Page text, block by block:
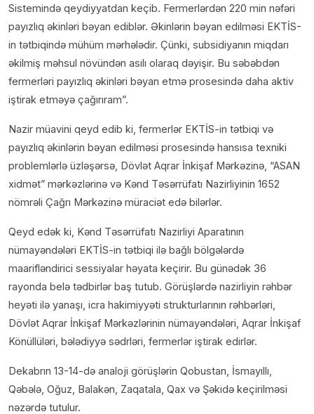
Sistemində qeydiyyatdan keçib. Fermerlərdən 220 min nəfəri
payızlıq əkinləri bəyan ediblər. Əkinlərin bəyan edilməsi EKTİS-
in tətbiqində mühüm mərhələdir. Çünki, subsidiyanın miqdarı
əkilmiş məhsul növündən asılı olaraq dəyişir. Bu səbəbdən
fermerləri payızlıq əkinləri bəyan etmə prosesində daha aktiv
iştirak etməyə çağırıram”.
Nazir müavini qeyd edib ki, fermerlər EKTİS-in tətbiqi və
payızlıq əkinlərin bəyan edilməsi prosesində hansısa texniki
problemlərlə üzləşərsə, Dövlət Aqrar İnkişaf Mərkəzinə, “ASAN
xidmət” mərkəzlərinə və Kənd Təsərrüfatı Nazirliyinin 1652
nömrəli Çağrı Mərkəzinə müraciət edə bilərlər.
Qeyd edək ki, Kənd Təsərrüfatı Nazirliyi Aparatının
nümayəndələri EKTİS-in tətbiqi ilə bağlı bölgələrdə
maarifləndirici sessiyalar həyata keçirir. Bu günədək 36
rayonda belə tədbirlər baş tutub. Görüşlərdə nazirliyin rəhbər
heyəti ilə yanaşı, icra hakimiyyəti strukturlarının rəhbərləri,
Dövlət Aqrar İnkişaf Mərkəzlərinin nümayəndələri, Aqrar İnkişaf
Könüllüləri, bələdiyyə sədrləri, fermerlər iştirak edirlər.
Dekabrın 13-14-də analoji görüşlərin Qobustan, İsmayıllı,
Qəbələ, Oğuz, Balakən, Zaqatala, Qax və Şəkidə keçirilməsi
nəzərdə tutulur.